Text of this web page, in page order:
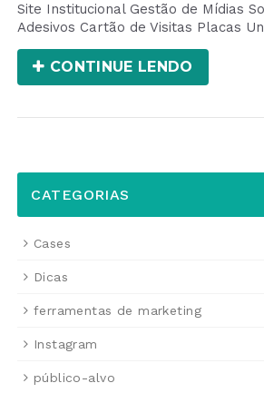
Site Institucional Gestão de Mídias
Adesivos Cartão de Visitas Placas
CONTINUE LENDO
CATEGORIAS
Cases
Dicas
ferramentas de marketing
Instagram
público-alvo